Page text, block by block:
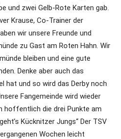
und zwei Gelb-Rote Karten gab.
Krause, Co-Trainer der
wir unsere Freunde und
zu Gast am Roten Hahn. Wir
bleiben und eine gute
Denke aber auch das
hat und so wird das Derby noch
Fangemeinde wird wieder
hoffentlich die drei Punkte am
Kücknitzer Jungs“ Der TSV
Wochen leicht